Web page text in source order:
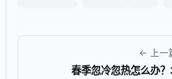
← 上一
春季忽冷忽热怎么办